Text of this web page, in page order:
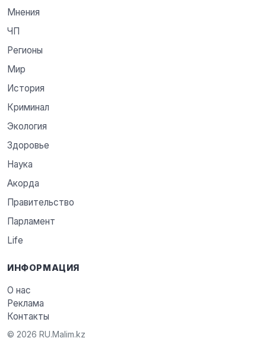
Мнения
ЧП
Регионы
Мир
История
Криминал
Экология
Здоровье
Наука
Акорда
Правительство
Парламент
Life
ИНФОРМАЦИЯ
О нас
Реклама
Контакты
© 2026 RU.Malim.kz